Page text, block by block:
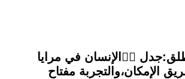
🤷‍♂الإنسان في مرايا
الإمكان،والتجربة مفتاح